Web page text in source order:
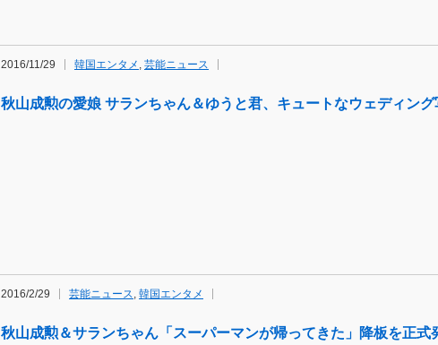
2016/11/29 韓国エンタメ , 芸能ニュース
秋山成勲の愛娘 サランちゃん＆ゆうと君、キュートなウェディン
2016/2/29 芸能ニュース, 韓国エンタメ
秋山成勲＆サランちゃん「スーパーマンが帰ってきた」降板を正式